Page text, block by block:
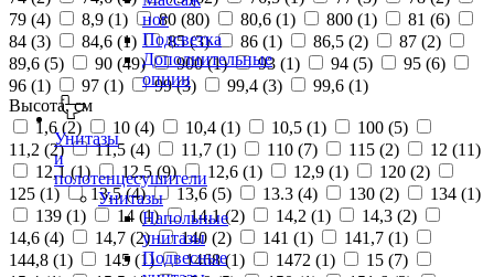
ног
Подсветка
Дополнительные
опции
Унитазы
и
полотенцесушители
Унитазы
Напольные
унитазы
Подвесные
79 (4) 8,9 (1) 80 (80) 80,6 (1) 800 (1) 81 (6)
84 (3) 84,6 (1) 85 (3) 86 (1) 86,5 (2) 87 (2)
89,6 (5) 90 (49) 900 (1) 93 (1) 94 (5) 95 (6)
96 (1) 97 (1) 99 (3) 99,4 (3) 99,6 (1)
Высота, см
1,6 (2) 10 (4) 10,4 (1) 10,5 (1) 100 (5)
11,2 (2) 11,5 (4) 11,7 (1) 110 (7) 115 (2) 12 (11)
12,1 (1) 12,5 (9) 12,6 (1) 12,9 (1) 120 (2)
125 (1) 13,5 (4) 13,6 (5) 13.3 (4) 130 (2) 134 (1)
139 (1) 14 (1) 14,1 (2) 14,2 (1) 14,3 (2)
14,6 (4) 14,7 (2) 140 (2) 141 (1) 141,7 (1)
144,8 (1) 145 (1) 1468 (1) 1472 (1) 15 (7)